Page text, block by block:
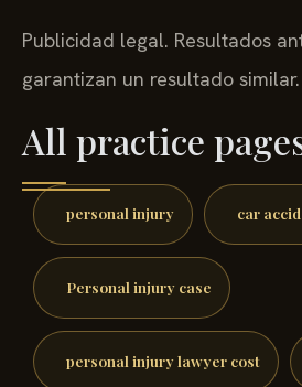
Publicidad legal. Resultados
garantizan un resultado similar.
All practice
personal injury car
Personal injury case
personal injury lawyer cost